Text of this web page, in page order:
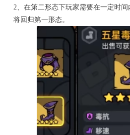
2、在第二形态下玩家需要在一定时间
将回归第一形态。